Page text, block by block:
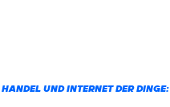
UND INTERNET DER DINGE: